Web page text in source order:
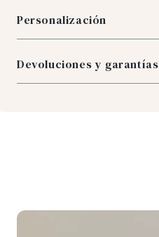
Personalización
Devoluciones y garantías